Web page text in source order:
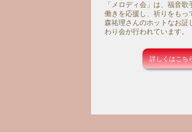
「メロディ会」は、福音
働きを応援し、祈りをもっ
森祐理さんのホットなお証
わり会が行われています。
詳しくはこち